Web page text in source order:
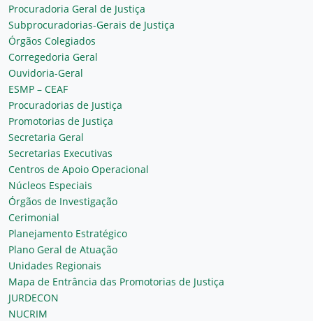
Procuradoria Geral de Justiça
Subprocuradorias-Gerais de Justiça
Órgãos Colegiados
Corregedoria Geral
Ouvidoria-Geral
ESMP – CEAF
Procuradorias de Justiça
Promotorias de Justiça
Secretaria Geral
Secretarias Executivas
Centros de Apoio Operacional
Núcleos Especiais
Órgãos de Investigação
Cerimonial
Planejamento Estratégico
Plano Geral de Atuação
Unidades Regionais
Mapa de Entrância das Promotorias de Justiça
JURDECON
NUCRIM